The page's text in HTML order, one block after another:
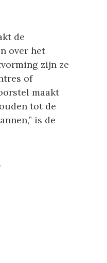
de
over het
zijn ze
of
maakt
tot de
is de